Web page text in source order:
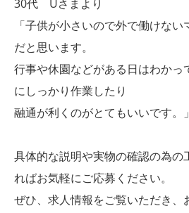
30代 Uさまより
「子供が小さいので外で働けな
だと思います。
行事や休園などがある日はわかっ
にしっかり作業したり
融通が利くのがとてもいいです。」
具体的な説明や実物の確認の為の
ればお気軽にご応募ください。
ぜひ、求人情報をご覧いただき、